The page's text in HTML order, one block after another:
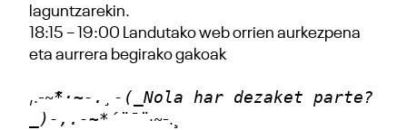
laguntzarekin.
18:15 – 19:00 Landutako web orrien aurkezpena
eta aurrera begirako gakoak
,.-~*·~-.¸-(_Nola har dezaket parte?
_)-,.-~*´¨¯¨·~-.¸